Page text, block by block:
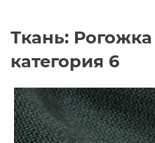
Ткань: Рогожка - Step
категория 6